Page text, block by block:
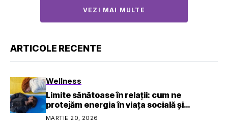
VEZI MAI MULTE
ARTICOLE RECENTE
Wellness
Limite sănătoase în relații: cum ne
protejăm energia în viața socială și
profesională
MARTIE 20, 2026